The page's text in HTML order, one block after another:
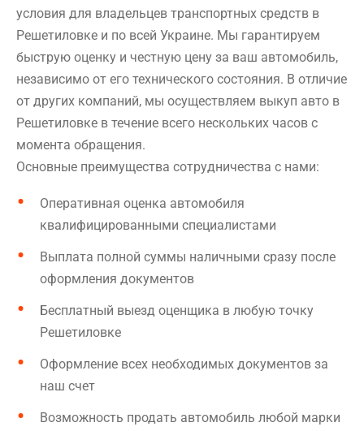
условия для владельцев транспортных средств в
Решетиловке и по всей Украине. Мы гарантируем
быструю оценку и честную цену за ваш автомобиль,
независимо от его технического состояния. В отличие
от других компаний, мы осуществляем выкуп авто в
Решетиловке в течение всего нескольких часов с
момента обращения.
Основные преимущества сотрудничества с нами:
Оперативная оценка автомобиля
квалифицированными специалистами
Выплата полной суммы наличными сразу после
оформления документов
Бесплатный выезд оценщика в любую точку
Решетиловке
Оформление всех необходимых документов за
наш счет
Возможность продать автомобиль любой марки